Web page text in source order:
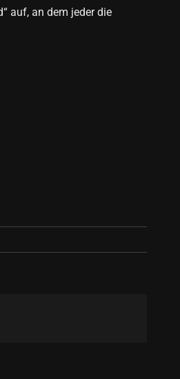
auf, an dem jeder die